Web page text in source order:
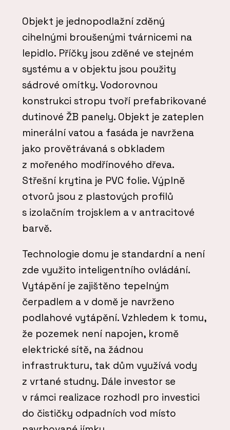
Objekt je jednopodlažní zděný
cihelnými broušenými tvárnicemi na
lepidlo. Příčky jsou zděné ve stejném
systému a v objektu jsou použity
sádrové omítky. Vodorovnou
konstrukci stropu tvoří prefabrikované
dutinové ŽB panely. Objekt je zateplen
minerální vatou a fasáda je navržena
jako provětrávaná s obkladem
z mořeného modřínového dřeva.
Střešní krytina je PVC folie. Výplně
otvorů jsou z plastových profilů
s izolačním trojsklem a v antracitové
barvě.
Technologie domu je standardní a není
zde využito inteligentního ovládání.
Vytápění je zajištěno tepelným
čerpadlem a v domě je navrženo
podlahové vytápění. Vzhledem k tomu,
že pozemek není napojen, kromě
elektrické sítě, na žádnou
infrastrukturu, tak dům využívá vody
z vrtané studny. Dále investor se
v rámci realizace rozhodl pro investici
do čističky odpadních vod místo